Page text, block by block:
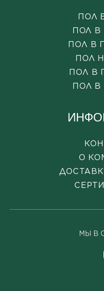
ПОЛ
ПОЛ В
ПОЛ В
ПОЛ
ПОЛ В
ПОЛ В
О
МЫ В